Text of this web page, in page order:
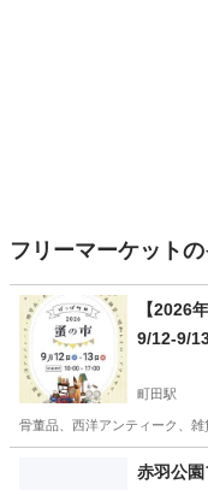
フリーマーケット
【2026
9/12-9/
町田駅
骨董品、西洋アンティーク、
町田駅
赤羽公